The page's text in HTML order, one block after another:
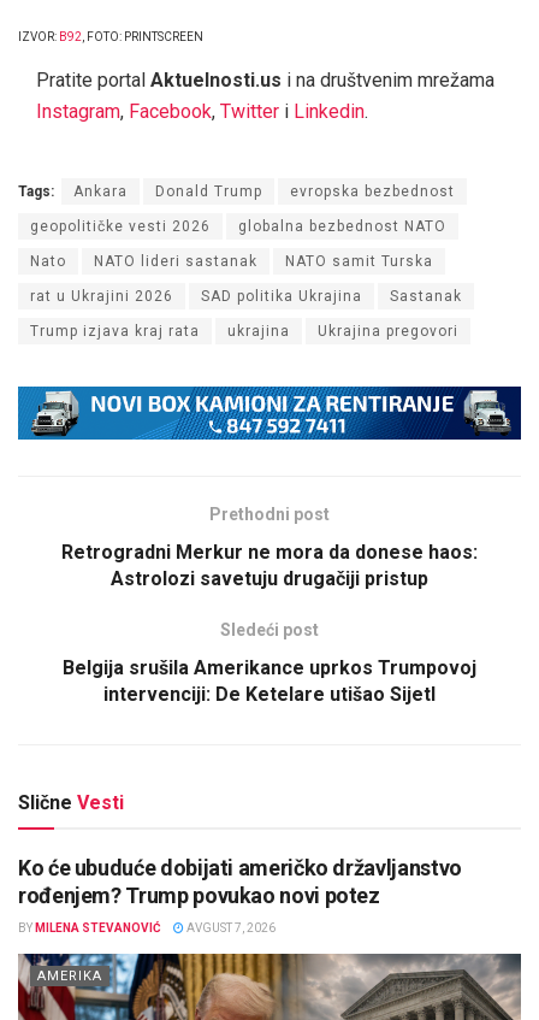
IZVOR: B92 , FOTO: PRINTSCREEN
Pratite portal Aktuelnosti.us i na društvenim mrežama
Instagram, Facebook, Twitter i Linkedin.
Tags: Ankara Donald Trump evropska bezbednost
geopolitičke vesti 2026 globalna bezbednost NATO
Nato NATO lideri sastanak NATO samit Turska
rat u Ukrajini 2026 SAD politika Ukrajina Sastanak
Trump izjava kraj rata ukrajina Ukrajina pregovori
Prethodni post
Retrogradni Merkur ne mora da donese haos:
Astrolozi savetuju drugačiji pristup
Sledeći post
Belgija srušila Amerikance uprkos Trumpovoj
intervenciji: De Ketelare utišao Sijetl
Slične Vesti
Ko će ubuduće dobijati američko državljanstvo
rođenjem? Trump povukao novi potez
BY MILENA STEVANOVIĆ AVGUST 7, 2026
AMERIKA